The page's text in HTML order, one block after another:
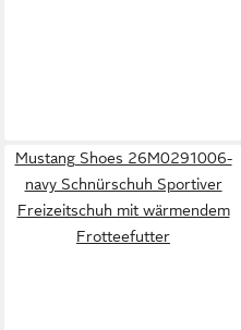
Mustang Shoes 26M0291006-
navy Schnürschuh Sportiver
Freizeitschuh mit wärmendem
Frotteefutter